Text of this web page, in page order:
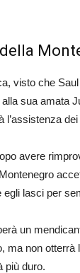
visto che
sua amata
l’assistenza
avere
egli lasci per
un
ma non otterrà
più duro.